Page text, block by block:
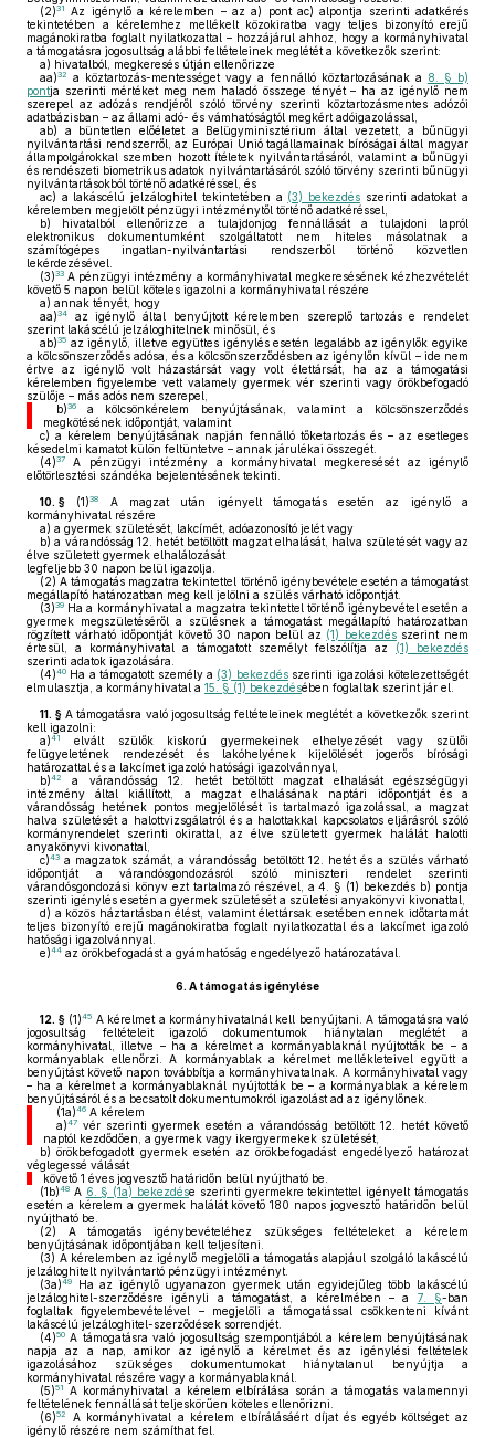
(2)31
Az igénylő a kérelemben – az a) pont ac) alpontja szerinti adatkérés
tekintetében a kérelemhez mellékelt közokiratba vagy teljes bizonyító erejű
magánokiratba foglalt nyilatkozattal – hozzájárul ahhoz, hogy a kormányhivatal
a támogatásra jogosultság alábbi feltételeinek meglétét a következők szerint:
a) hivatalból, megkeresés útján ellenőrizze
aa)32 a köztartozás-mentességet vagy a fennálló köztartozásának a 8. § b)
pontja szerinti mértéket meg nem haladó összege tényét – ha az igénylő nem
szerepel az adózás rendjéről szóló törvény szerinti köztartozásmentes adózói
adatbázisban – az állami adó- és vámhatóságtól megkért adóigazolással,
ab) a büntetlen előéletet a Belügyminisztérium által vezetett, a bűnügyi
nyilvántartási rendszerről, az Európai Unió tagállamainak bíróságai által magyar
állampolgárokkal szemben hozott ítéletek nyilvántartásáról, valamint a bűnügyi
és rendészeti biometrikus adatok nyilvántartásáról szóló törvény szerinti bűnügyi
nyilvántartásokból történő adatkéréssel, és
ac) a lakáscélú jelzáloghitel tekintetében a (3) bekezdésszerinti adatokat a
kérelemben megjelölt pénzügyi intézménytől történő adatkéréssel,
b) hivatalból ellenőrizze a tulajdonjog fennállását a tulajdoni lapról
elektronikus dokumentumként szolgáltatott nem hiteles másolatnak a
számítógépes ingatlan-nyilvántartási rendszerből történő közvetlen
lekérdezésével.
(3)33 A pénzügyi intézmény a kormányhivatal megkeresésének kézhezvételét
követő 5 napon belül köteles igazolni a kormányhivatal részére
a) annak tényét, hogy
aa)34
az igénylő által benyújtott kérelemben szereplő tartozás e rendelet
szerint lakáscélú jelzáloghitelnek minősül, és
ab)35 az igénylő, illetve együttes igénylés esetén legalább az igénylők egyike
a kölcsönszerződés adósa, és a kölcsönszerződésben az igénylőn kívül – ide nem
értve az igénylő volt házastársát vagy volt élettársát, ha az a támogatási
kérelemben figyelembe vett valamely gyermek vér szerinti vagy örökbefogadó
szülője – más adós nem szerepel,
b)36a kölcsönkérelem benyújtásának, valamint a kölcsönszerződés
megkötésének időpontját, valamint
c) a kérelem benyújtásának napján fennálló tőketartozás és – az esetleges
késedelmi kamatot külön feltüntetve – annak járulékai összegét.
(4)37
A pénzügyi intézmény a kormányhivatal megkeresését az igénylő
előtörlesztési szándéka bejelentésének tekinti.
10. § (1)38
A magzat után igényelt támogatás esetén az igénylő a
kormányhivatal részére
a) a gyermek születését, lakcímét, adóazonosító jelét vagy
b) a várandósság 12. hetét betöltött magzat elhalását, halva születését vagy az
élve született gyermek elhalálozását
legfeljebb 30 napon belül igazolja.
(2) A támogatás magzatra tekintettel történő igénybevétele esetén a támogatást
megállapító határozatban meg kell jelölni a szülés várható időpontját.
(3)39 Ha a kormányhivatal a magzatra tekintettel történő igénybevétel esetén a
gyermek megszületéséről a szülésnek a támogatást megállapító határozatban
rögzített várható időpontját követő 30 napon belül az (1) bekezdésszerint nem
értesül, a kormányhivatal a támogatott személyt felszólítja az (1) bekezdés
szerinti adatok igazolására.
(4)40 Ha a támogatott személy a (3) bekezdésszerinti igazolási kötelezettségét
elmulasztja, a kormányhivatal a 15. § (1) bekezdésében foglaltak szerint jár el.
11. § A támogatásra való jogosultság feltételeinek meglétét a következők szerint
kell igazolni:
a)41
elvált szülők kiskorú gyermekeinek elhelyezését vagy szülői
felügyeletének rendezését és lakóhelyének kijelölését jogerős bírósági
határozattal és a lakcímet igazoló hatósági igazolvánnyal,
b)42
a várandósság 12. hetét betöltött magzat elhalását egészségügyi
intézmény által kiállított, a magzat elhalásának naptári időpontját és a
várandósság hetének pontos megjelölését is tartalmazó igazolással, a magzat
halva születését a halottvizsgálatról és a halottakkal kapcsolatos eljárásról szóló
kormányrendelet szerinti okirattal, az élve született gyermek halálát halotti
anyakönyvi kivonattal,
c)43 a magzatok számát, a várandósság betöltött 12. hetét és a szülés várható
időpontját a várandósgondozásról szóló miniszteri rendelet szerinti
várandósgondozási könyv ezt tartalmazó részével, a 4. § (1) bekezdés b) pontja
szerinti igénylés esetén a gyermek születését a születési anyakönyvi kivonattal,
d) a közös háztartásban élést, valamint élettársak esetében ennek időtartamát
teljes bizonyító erejű magánokiratba foglalt nyilatkozattal és a lakcímet igazoló
hatósági igazolvánnyal.
e)44 az örökbefogadást a gyámhatóság engedélyező határozatával.
6. A támogatás igénylése
12. § (1)45 A kérelmet a kormányhivatalnál kell benyújtani. A támogatásra való
jogosultság feltételeit igazoló dokumentumok hiánytalan meglétét a
kormányhivatal, illetve – ha a kérelmet a kormányablaknál nyújtották be – a
kormányablak ellenőrzi. A kormányablak a kérelmet mellékleteivel együtt a
benyújtást követő napon továbbítja a kormányhivatalnak. A kormányhivatal vagy
– ha a kérelmet a kormányablaknál nyújtották be – a kormányablak a kérelem
benyújtásáról és a becsatolt dokumentumokról igazolást ad az igénylőnek.
(1a)46A kérelem
a)47vér szerinti gyermek esetén a várandósság betöltött 12. hetét követő
naptól kezdődően, a gyermek vagy ikergyermekek születését,
b) örökbefogadott gyermek esetén az örökbefogadást engedélyező határozat
véglegessé válását
követő 1 éves jogvesztő határidőn belül nyújtható be.
(1b)48 A 6. § (1a) bekezdése szerinti gyermekre tekintettel igényelt támogatás
esetén a kérelem a gyermek halálát követő 180 napos jogvesztő határidőn belül
nyújtható be.
(2) A támogatás igénybevételéhez szükséges feltételeket a kérelem
benyújtásának időpontjában kell teljesíteni.
(3) A kérelemben az igénylő megjelöli a támogatás alapjául szolgáló lakáscélú
jelzáloghitelt nyilvántartó pénzügyi intézményt.
(3a)49
Ha az igénylő ugyanazon gyermek után egyidejűleg több lakáscélú
jelzáloghitel-szerződésre igényli a támogatást, a kérelmében – a 7. §-ban
foglaltak figyelembevételével – megjelöli a támogatással csökkenteni kívánt
lakáscélú jelzáloghitel-szerződések sorrendjét.
(4)50 A támogatásra való jogosultság szempontjából a kérelem benyújtásának
napja az a nap, amikor az igénylő a kérelmet és az igénylési feltételek
igazolásához szükséges dokumentumokat hiánytalanul benyújtja a
kormányhivatal részére vagy a kormányablaknál.
(5)51
A kormányhivatal a kérelem elbírálása során a támogatás valamennyi
feltételének fennállását teljeskörűen köteles ellenőrizni.
(6)52
A kormányhivatal a kérelem elbírálásáért díjat és egyéb költséget az
igénylő részére nem számíthat fel.